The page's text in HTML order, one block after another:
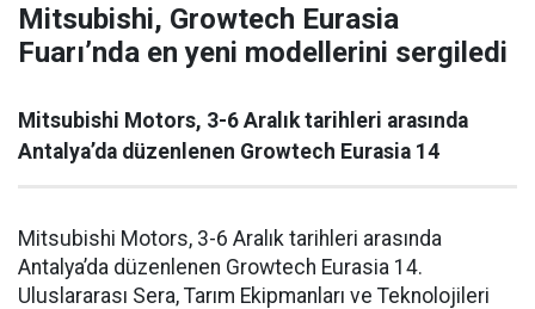
Mitsubishi, Growtech Eurasia
Fuarı’nda en yeni modellerini sergiledi
Mitsubishi Motors, 3-6 Aralık tarihleri arasında
Antalya’da düzenlenen Growtech Eurasia 14
Mitsubishi Motors, 3-6 Aralık tarihleri arasında
Antalya’da düzenlenen Growtech Eurasia 14.
Uluslararası Sera, Tarım Ekipmanları ve Teknolojileri